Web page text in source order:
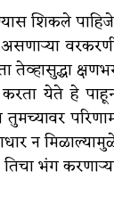
शिकले
तेव्हासुद्धा
येते हे
तुमच्यावर
न
भंग